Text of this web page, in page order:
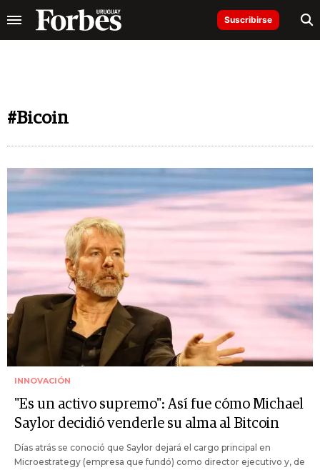
Suscribirse
#Bicoin
INNOVACIÓN
"Es un activo supremo": Así fue cómo Michael
Saylor decidió venderle su alma al Bitcoin
Días atrás se conoció que Saylor dejará el cargo principal en
Microestrategy (empresa que fundó) como director ejecutivo y, de